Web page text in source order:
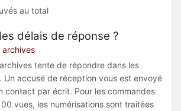
au total
délais de réponse ?
archives
tente de répondre dans les
Un accusé de réception vous est envoyé
contact par écrit. Pour les commandes
vues, les numérisations sont traitées